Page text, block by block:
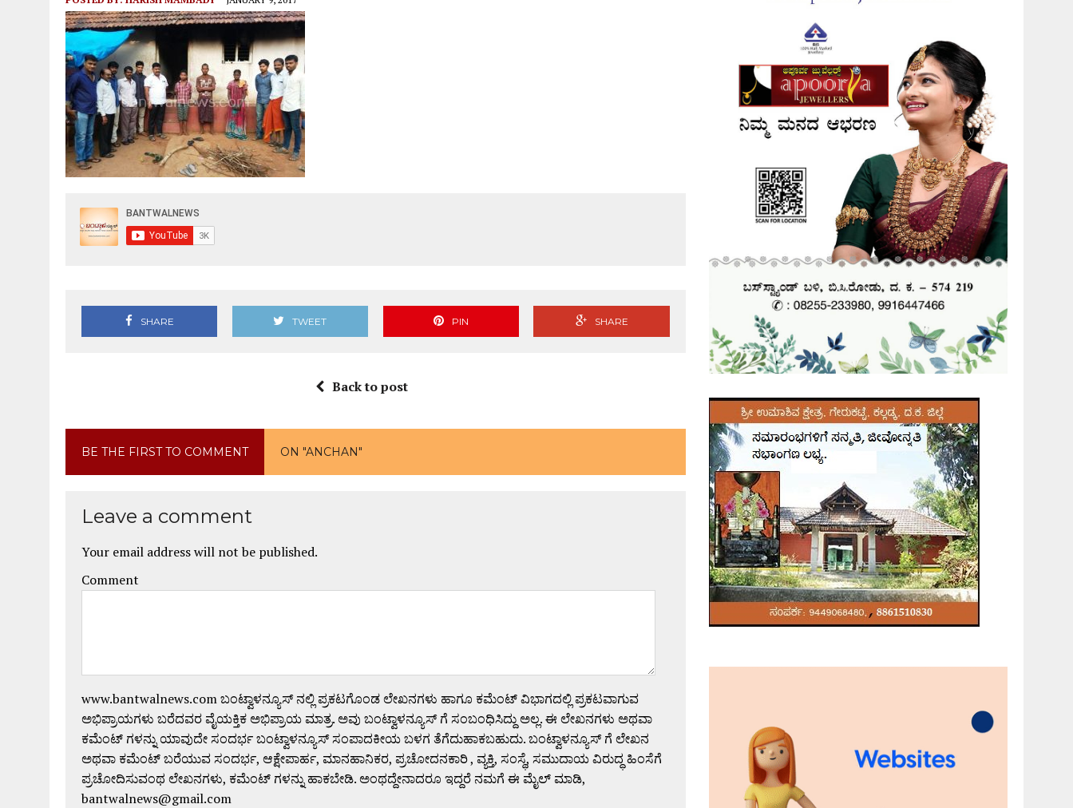
SHARE TWEET PIN SHARE
Back to post
BE THE FIRST TO COMMENT ON "ANCHAN"
Leave a comment
Your email address will not be published.
Comment
www.bantwalnews.com ಬಂಟ್ವಾಳನ್ಯೂಸ್ ನಲ್ಲಿ ಪ್ರಕಟಗೊಂಡ ಲೇಖನಗಳು ಹಾಗೂ ಕಮೆಂಟ್ ವಿಭಾಗದಲ್ಲಿ ಪ್ರಕಟವಾಗುವ
ಅಭಿಪ್ರಾಯಗಳು ಬರೆದವರ ವೈಯಕ್ತಿಕ ಅಭಿಪ್ರಾಯ ಮಾತ್ರ. ಅವು ಬಂಟ್ವಾಳನ್ಯೂಸ್ ಗೆ ಸಂಬಂಧಿಸಿದ್ದು ಅಲ್ಲ. ಈ ಲೇಖನಗಳು ಅಥವಾ
ಕಮೆಂಟ್ ಗಳನ್ನು ಯಾವುದೇ ಸಂದರ್ಭ ಬಂಟ್ವಾಳನ್ಯೂಸ್ ಸಂಪಾದಕೀಯ ಬಳಗ ತೆಗೆದುಹಾಕಬಹುದು. ಬಂಟ್ವಾಳನ್ಯೂಸ್ ಗೆ ಲೇಖನ
ಅಥವಾ ಕಮೆಂಟ್ ಬರೆಯುವ ಸಂದರ್ಭ, ಆಕ್ಷೇಪಾರ್ಹ, ಮಾನಹಾನಿಕರ, ಪ್ರಚೋದನಕಾರಿ , ವ್ಯಕ್ತಿ, ಸಂಸ್ಥೆ, ಸಮುದಾಯ ವಿರುದ್ಧ ಹಿಂಸೆಗೆ
ಪ್ರಚೋದಿಸುವಂಥ ಲೇಖನಗಳು, ಕಮೆಂಟ್ ಗಳನ್ನು ಹಾಕಬೇಡಿ. ಅಂಥದ್ದೇನಾದರೂ ಇದ್ದರೆ ನಮಗೆ ಈ ಮೈಲ್ ಮಾಡಿ,
bantwalnews@gmail.com